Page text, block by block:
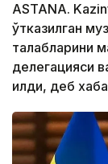
ASTANA.
ўтказилган
талабларини
делегацияси
қилди, деб